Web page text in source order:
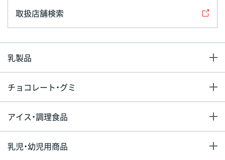
取扱店舗検索
乳製品
チョコレート・グミ
アイス・調理食品
乳児・幼児用商品